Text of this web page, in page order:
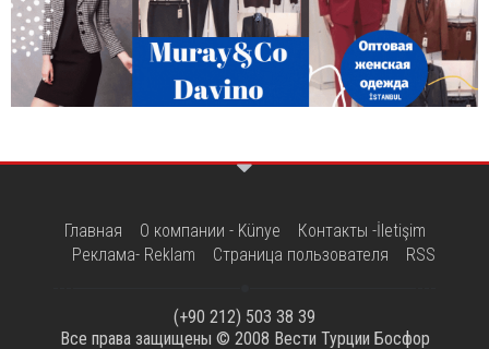
Главная О компании - Künye
Контакты -İletişim
Реклама- Reklam
Страница пользователя RSS
(+90 212) 503 38 39
Все права защищены © 2008 Вести Турции Босфор